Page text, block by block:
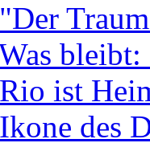
bleibt:
ist
des